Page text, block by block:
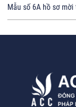
Mẫu số 6A hồ sơ